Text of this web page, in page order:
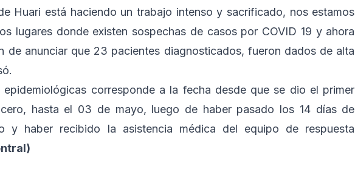
Huari está haciendo un trabajo intenso y sacrificado, nos estamos
lugares donde existen sospechas de casos por COVID 19 y ahora
de anunciar que 23 pacientes diagnosticados, fueron dados de alta
corresponde a la fecha desde que se dio el primer
hasta el 03 de mayo, luego de haber pasado los 14 días de
y haber recibido la asistencia médica del equipo de respuesta